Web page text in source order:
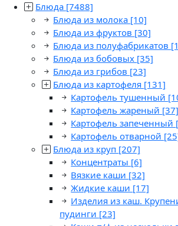
Блюда [7488]
Блюда из молока [10]
Блюда из фруктов [30]
Блюда из полуфабрикатов
Блюда из бобовых [35]
Блюда из грибов [23]
Блюда из картофеля [131]
Картофель тушенный
Картофель жареный [37]
Картофель запеченный
Картофель отварной
Блюда из круп [207]
Концентраты [6]
Вязкие каши [32]
Жидкие каши [17]
Изделия из каш.
пудинги [23]